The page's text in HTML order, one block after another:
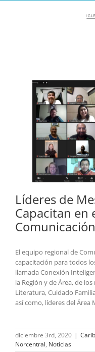
Líderes de
Capacitan en
Comunicación
El equipo regional de
capacitación para todos
llamada Conexión
la Región y de Área, de
Literatura, Cuidado
así como, líderes del Área
diciembre 3rd, 2020 |
Norcentral, Noticias